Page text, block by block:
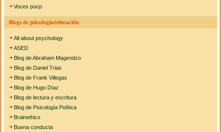
Voces pucp
Blogs de psicología/educación
All about psychology
ASED
Blog de Abraham Magendzo
Blog de Daniel Trias
Blog de Frank Villegas
Blog de Hugo Díaz
Blog de lectura y escritura
Blog de Psicología Política
Brainethics
Buena conducta